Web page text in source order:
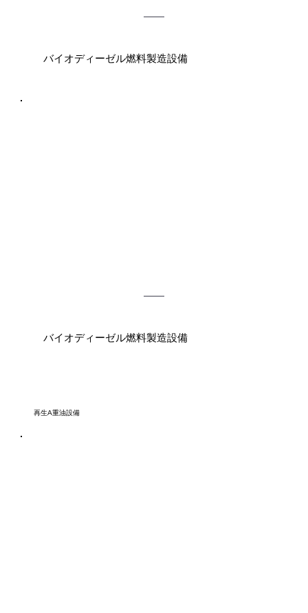
バイオディーゼル燃料製造設備
バイオディーゼル燃料製造設備
再生A重油設備